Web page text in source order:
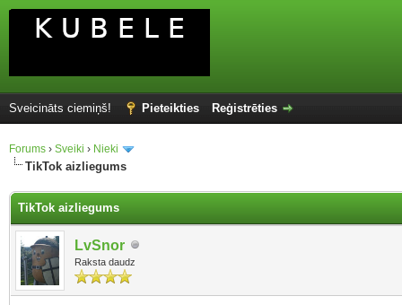
Sveicināts ciemiņš! Pieteikties Reģistrēties
Forums › Sveiki › Nieki
TikTok aizliegums
TikTok aizliegums
LvSnor
Raksta daudz